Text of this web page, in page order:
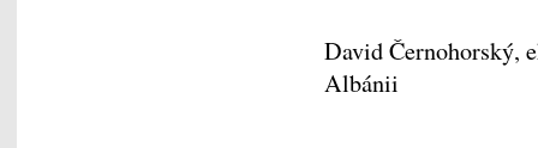
David Černohorský,
Albánii